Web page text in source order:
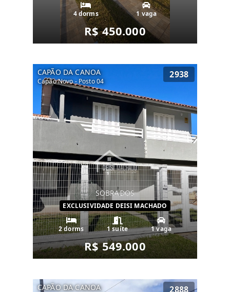
4 dorms 1 vaga
R$ 450.000
CAPÃO DA CANOA
Capão Novo - Posto 04
2938
SOBRADOS
EXCLUSIVIDADE DEISI MACHADO
2 dorms 1 suíte 1 vaga
R$ 549.000
CAPÃO DA CANOA 2888